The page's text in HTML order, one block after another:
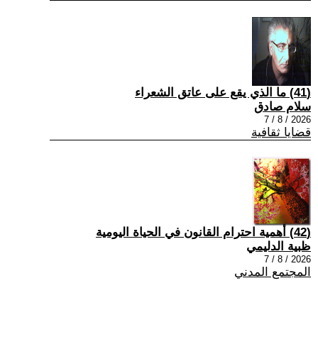
(41) ما الذي يقع على عاتق الشعراء
سلام صادق
2026 / 8 / 7
قضايا ثقافية
(42) أهمية احترام القانون في الحياة اليومية
ظبية الدليمي
2026 / 8 / 7
المجتمع المدني